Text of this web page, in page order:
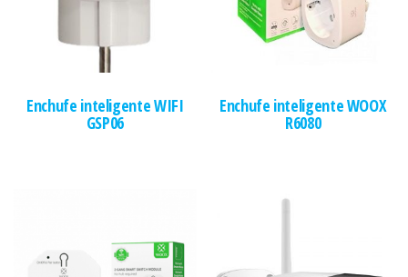
Enchufe inteligente WIFI
GSP06
Enchufe inteligente WOOX
R6080